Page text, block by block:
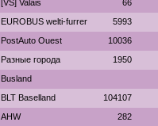
[VS] Valais 66
EUROBUS welti-furrer 5993
PostAuto Ouest 10036
Разные города 1950
Busland
BLT Baselland 104107
AHW 282